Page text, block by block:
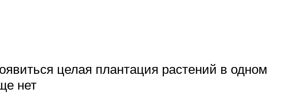
целая плантация растений в одном
нет